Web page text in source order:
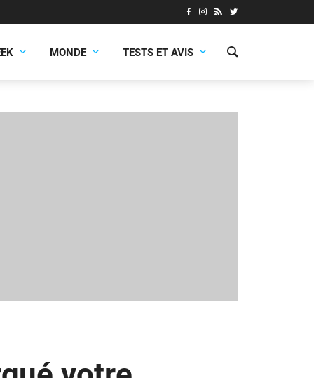
MONDE TESTS ET AVIS